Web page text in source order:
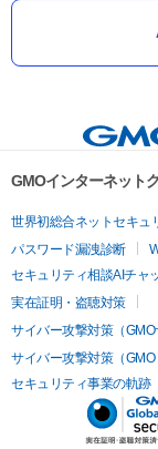
GMOインターネット
世界初総合ネットセキュ
パスワード漏洩診断
セキュリティ相談AIチャ
実在証明・盗聴対策
サイバー攻撃対策（GMO
サイバー攻撃対策（GMO
セキュリティ事業の軌跡